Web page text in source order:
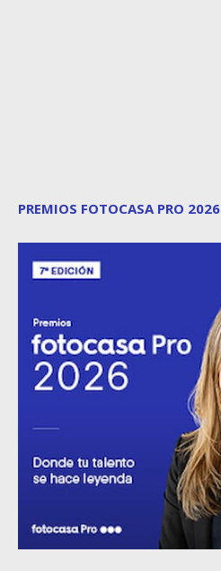
PREMIOS FOTOCASA PRO 2026